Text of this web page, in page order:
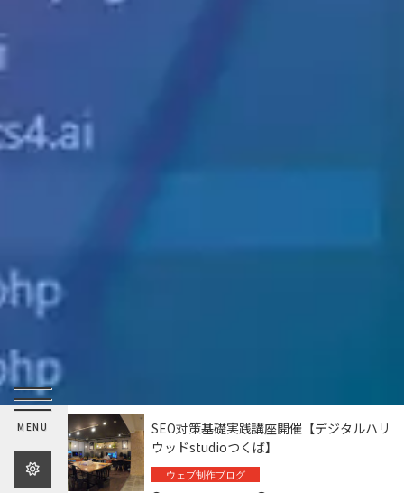
MENU
SEO対策基礎実践講座開催【デジタルハリ
ウッドstudioつくば】
ウェブ制作ブログ